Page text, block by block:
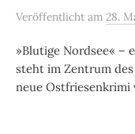
Veröffentlicht am 28.
»Blutige Nordsee« –
steht im Zentrum
neue Ostfriesenkrimi